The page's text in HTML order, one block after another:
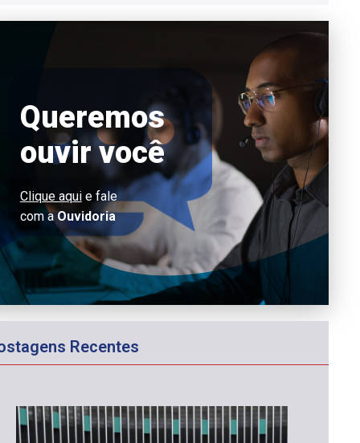
Queremos
ouvir você
Clique aquie fale
com aOuvidoria
Recentes